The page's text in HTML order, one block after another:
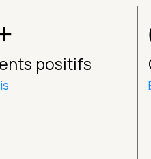
positifs